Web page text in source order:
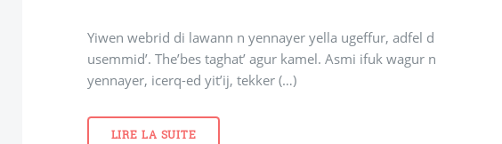
Yiwen webrid di lawann n yennayer yella ugeffur, adfel d
usemmid’. The’bes taghat’ agur kamel. Asmi ifuk wagur n
yennayer, icerq-ed yit’ij, tekker (…)
LIRE LA SUITE